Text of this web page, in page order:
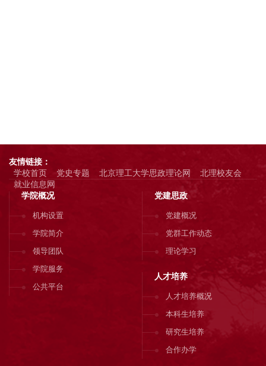
友情链接：
学校首页
党史专题 北京理工大学思政理论网
北理校友会
就业信息网
学院概况
机构设置
学院简介
领导团队
学院服务
公共平台
党建思政
党建概况
党群工作动态
理论学习
人才培养
人才培养概况
本科生培养
研究生培养
合作办学